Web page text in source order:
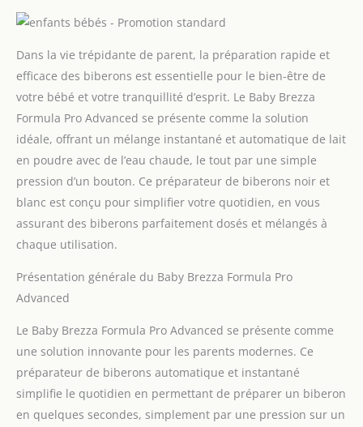
Dans la vie trépidante de parent, la préparation rapide et
efficace des biberons est essentielle pour le bien-être de
votre bébé et votre tranquillité d’esprit. Le Baby Brezza
Formula Pro Advanced se présente comme la solution
idéale, offrant un mélange instantané et automatique de lait
en poudre avec de l’eau chaude, le tout par une simple
pression d’un bouton. Ce préparateur de biberons noir et
blanc est conçu pour simplifier votre quotidien, en vous
assurant des biberons parfaitement dosés et mélangés à
chaque utilisation.
Présentation générale du Baby Brezza Formula Pro
Advanced
Le Baby Brezza Formula Pro Advanced se présente comme
une solution innovante pour les parents modernes. Ce
préparateur de biberons automatique et instantané
simplifie le quotidien en permettant de préparer un biberon
en quelques secondes, simplement par une pression sur un